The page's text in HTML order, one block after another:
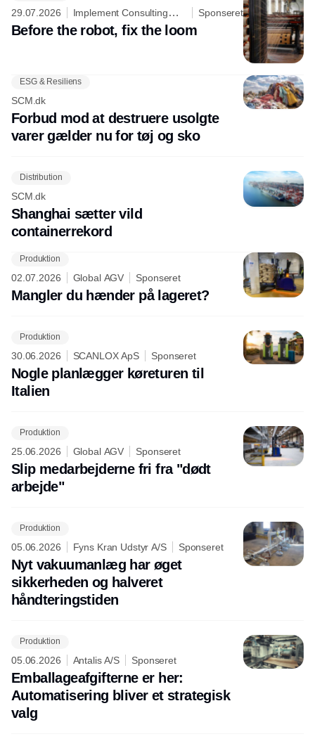
29.07.2026
Implement Consulting
Group
Sponseret
Before the robot, fix the loom
ESG & Resiliens
SCM.dk
Forbud mod at destruere usolgte
varer gælder nu for tøj og sko
Distribution
SCM.dk
Shanghai sætter vild
containerrekord
Produktion
02.07.2026 Global AGV Sponseret
Mangler du hænder på lageret?
Produktion
30.06.2026 SCANLOX ApS Sponseret
Nogle planlægger køreturen til
Italien
Produktion
25.06.2026 Global AGV Sponseret
Slip medarbejderne fri fra "dødt
arbejde"
Produktion
05.06.2026 Fyns Kran Udstyr A/S Sponseret
Nyt vakuumanlæg har øget
sikkerheden og halveret
håndteringstiden
Produktion
05.06.2026 Antalis A/S Sponseret
Emballageafgifterne er her:
Automatisering bliver et strategisk
valg